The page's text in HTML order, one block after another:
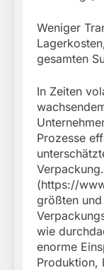
Weniger
gesamten
In Zeiten
Prozesse
(https://
größten
wie
enorme
Produktion,